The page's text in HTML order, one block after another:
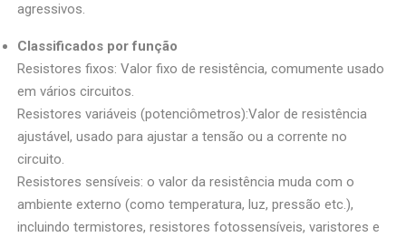
agressivos.
Classificados por função
Resistores fixos: Valor fixo de resistência, comumente usado
em vários circuitos.
Resistores variáveis (potenciômetros):Valor de resistência
ajustável, usado para ajustar a tensão ou a corrente no
circuito.
Resistores sensíveis: o valor da resistência muda com o
ambiente externo (como temperatura, luz, pressão etc.),
incluindo termistores, resistores fotossensíveis, varistores e